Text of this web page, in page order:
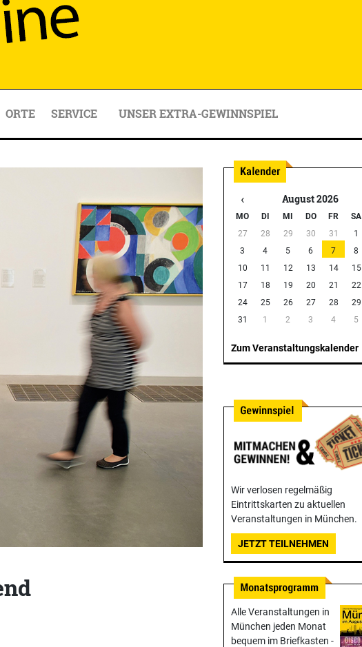
ORTE SERVICE UNSER EXTRA-GEWINNSPIEL
‹ August 2026
MO DI MI DO FR SA
27
28 29 30 31 1
3
4 5 6 7 8
10
11 12 13 14 15
17
18 19 20 21 22
24
25 26 27 28 29
31
1 2 3 4 5
Zum Veranstaltungskalender
Wir verlosen regelmäßig
Eintrittskarten zu aktuellen
Veranstaltungen in München.
JETZT TEILNEHMEN
Alle Veranstaltungen in
München jeden Monat
bequem im Briefkasten -